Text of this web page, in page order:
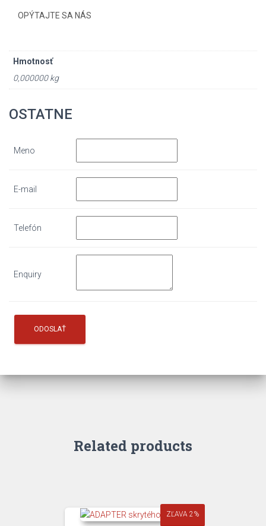
OPÝTAJTE SA NÁS
Hmotnosť
0,000000 kg
OSTATNE
Meno
E-mail
Telefón
Enquiry
Related products
ZĽAVA 2%